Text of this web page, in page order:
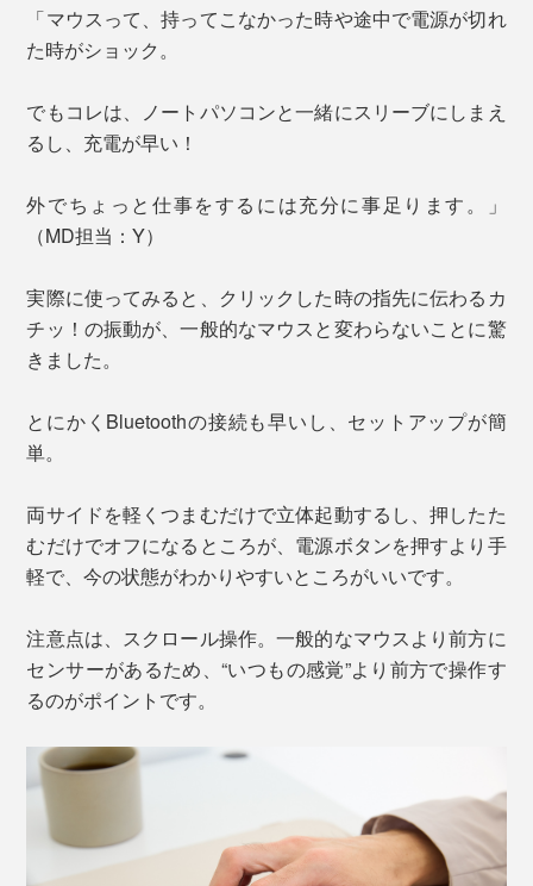
「マウスって、持ってこなかった時や途中で電源が切れ
た時がショック。
でもコレは、ノートパソコンと一緒にスリーブにしまえ
るし、充電が早い！
外でちょっと仕事をするには充分に事足ります。」
（MD担当：Y）
実際に使ってみると、クリックした時の指先に伝わるカ
チッ！の振動が、一般的なマウスと変わらないことに驚
きました。
とにかくBluetoothの接続も早いし、セットアップが簡
単。
両サイドを軽くつまむだけで立体起動するし、押したた
むだけでオフになるところが、電源ボタンを押すより手
軽で、今の状態がわかりやすいところがいいです。
注意点は、スクロール操作。一般的なマウスより前方に
センサーがあるため、“いつもの感覚”より前方で操作す
るのがポイントです。